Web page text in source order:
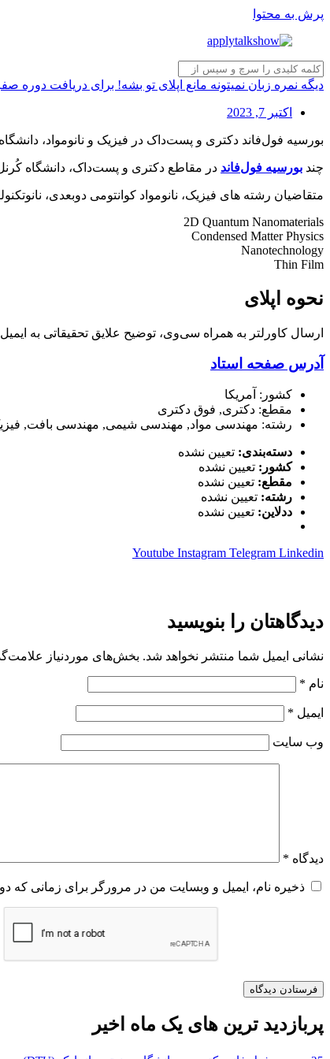
پرش به محتوا
دیگه نمره زبان نمیتونه مانع اپلای تو بشه! برای دریافت دوره
اکتبر 7, 2023
بورسیه فول‌فاند دکتری و پست‌داک در فیزیک و نانومواد،
چند بورسیه فول‌فاند در مقاطع دکتری و پست‌داک، دانشگاه
متقاضیان رشته های فیزیک، نانومواد کوانتومی دوبعدی،
2D Quantum Nanomaterials
Condensed Matter Physics
Nanotechnology
Thin Film
نحوه اپلای
ارسال کاورلتر به همراه سی‌وی، توضیح علایق تحقیقاتی به ایمیل
آدرس صفحه استاد
کشور: آمریکا
مقطع: دکتری, فوق دکتری
رشته: مهندسی مواد, مهندسی شیمی, مهندسی بافت,
دسته‌بندی: تعیین نشده
کشور: تعیین نشده
مقطع: تعیین نشده
رشته: تعیین نشده
ددلاین: تعیین نشده
Youtube Instagram Telegram Linkedin
دیدگاهتان را بنویسید
نشانی ایمیل شما منتشر نخواهد شد. بخش‌های موردنیاز
نام *
ایمیل *
وب‌ سایت
دیدگاه *
ذخیره نام، ایمیل و وبسایت من در مرورگر برای زمانی که
پربازدید ترین های یک ماه اخیر